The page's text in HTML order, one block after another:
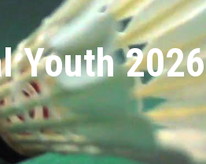
Youth 2026